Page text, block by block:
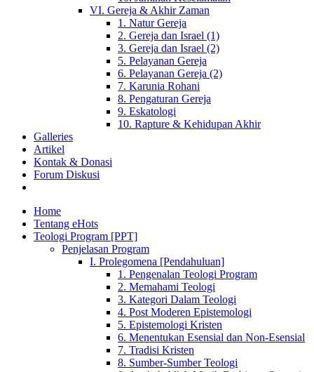
VI. Gereja & Akhir Zaman
1. Natur Gereja
2. Gereja dan Israel (1)
3. Gereja dan Israel (2)
5. Pelayanan Gereja
6. Pelayanan Gereja (2)
7. Karunia Rohani
8. Pengaturan Gereja
9. Eskatologi
10. Rapture & Kehidupan Akhir
Galleries
Artikel
Kontak & Donasi
Forum Diskusi
Home
Tentang eHots
Teologi Program [PPT]
Penjelasan Program
I. Prolegomena [Pendahuluan]
1. Pengenalan Teologi Program
2. Memahami Teologi
3. Kategori Dalam Teologi
4. Post Moderen Epistemologi
5. Epistemologi Kristen
6. Menentukan Esensial dan Non-Esensial
7. Tradisi Kristen
8. Sumber-Sumber Teologi